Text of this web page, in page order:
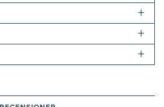
+
+
+